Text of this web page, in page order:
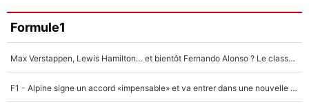
Formule1
Max Verstappen, Lewis Hamilton… et bientôt Fernando Alonso ? Le classement des pilotes les mieux payés en Formule 1 risque de changer !
F1 - Alpine signe un accord «impensable» et va entrer dans une nouvelle dimension : Grande nouvelle pour Pierre Gasly !